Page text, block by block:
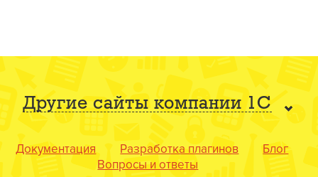
Другие сайты компании 1С
Документация Разработка плагинов
Блог
Вопросы и ответы